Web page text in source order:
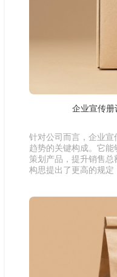
企业宣传册
针对公司而言，企业
趋势的关键构成。它
策划产品，提升销售
构思提出了更高的规定